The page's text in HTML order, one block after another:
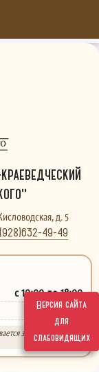
Версия сайта
для
слабовидящих
д. 5
49-49
с 10:00 до 18:00
выходной
за 30 минут до